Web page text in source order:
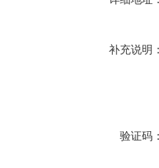
补充说明
验证码